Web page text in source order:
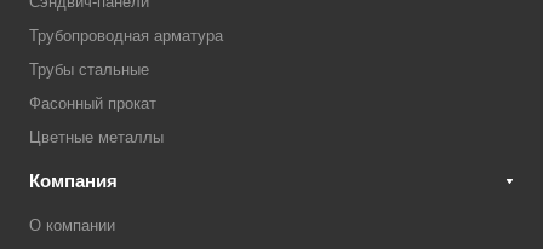
Трубопроводная арматура
Трубы стальные
Фасонный прокат
Цветные металлы
Компания
О компании